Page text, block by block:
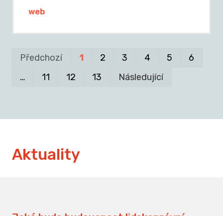
web
Předchozí 1 2 3 4 5
6
…
11 12 13 Následující
Aktuality